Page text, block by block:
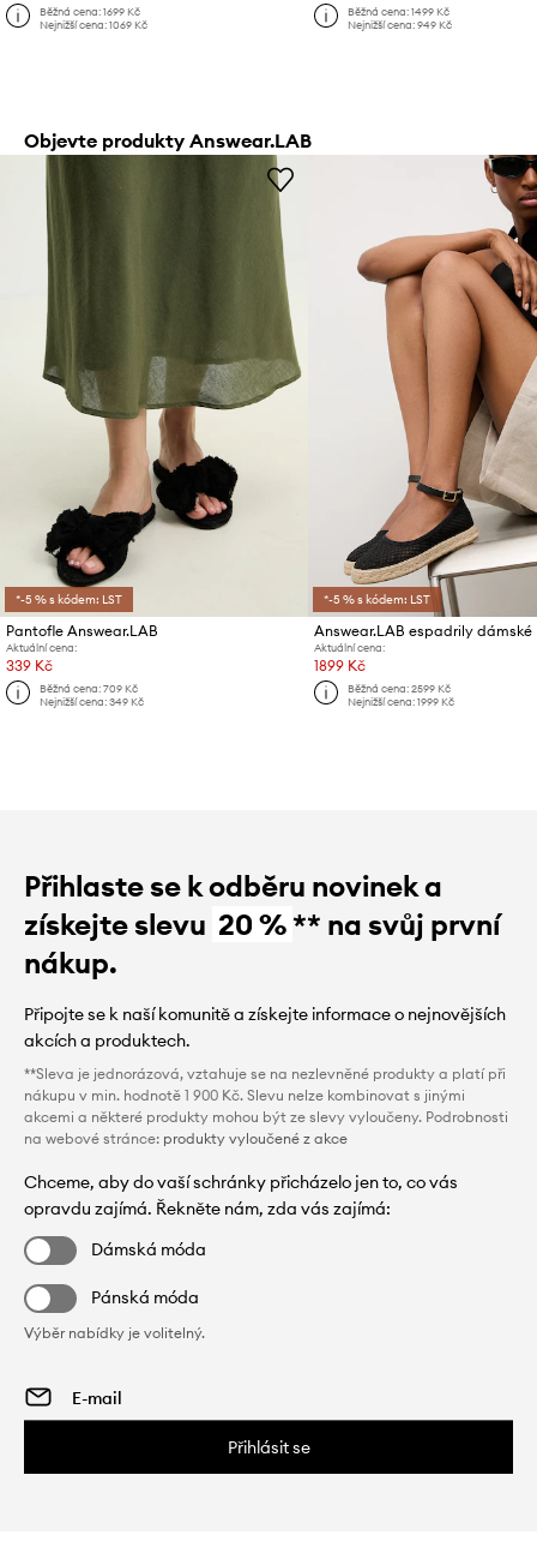
Běžná cena:1699 Kč
Nejnižší cena:1069 Kč
Běžná cena:1499 Kč
Nejnižší cena:949 Kč
Objevte produkty Answear.LAB
*-5 % s kódem: LST
Pantofle Answear.LAB
Aktuální cena:
339 Kč
Běžná cena:709 Kč
Nejnižší cena:349 Kč
*-5 % s kódem: LST
Answear.LAB espadrily dámské
Aktuální cena:
1899 Kč
Běžná cena:2599 Kč
Nejnižší cena:1999 Kč
Přihlaste se k odběru novinek a
získejte slevu 20 %** na svůj první
nákup.
Připojte se k naší komunitě a získejte informace o nejnovějších
akcích a produktech.
**Sleva je jednorázová, vztahuje se na nezlevněné produkty a platí při
nákupu v min. hodnotě 1 900 Kč. Slevu nelze kombinovat s jinými
akcemi a některé produkty mohou být ze slevy vyloučeny. Podrobnosti
na webové stránce: produkty vyloučené z akce
Chceme, aby do vaší schránky přicházelo jen to, co vás
opravdu zajímá. Řekněte nám, zda vás zajímá:
Dámská móda
Pánská móda
Výběr nabídky je volitelný.
Přihlásit se